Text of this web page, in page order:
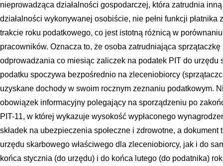
nieprowadząca działalności gospodarczej, która zatrudnia
działalności wykonywanej osobiście, nie pełni funkcji
trakcie roku podatkowego, co jest istotną różnicą w
pracowników. Oznacza to, że osoba zatrudniająca
odprowadzania co miesiąc zaliczek na podatek PIT do
podatku spoczywa bezpośrednio na zleceniobiorcy
uzyskane dochody w swoim rocznym zeznaniu podatkowym.
obowiązek informacyjny polegający na sporządzeniu po
PIT-11, w której wykazuje wysokość wypłaconego
składek na ubezpieczenia społeczne i zdrowotne, a dokument
urzędu skarbowego właściwego dla zleceniobiorcy, jak i do
końca stycznia (do urzędu) i do końca lutego (do podatnika)